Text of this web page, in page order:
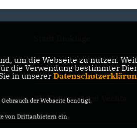
CDU Kreisverband Vechta
SU Kreisverband Vechta
um die Webseite zu nutzen.
die Verwendung bestimmter
in unserer
der Webseite benötigt.
von Drittanbietern ein.